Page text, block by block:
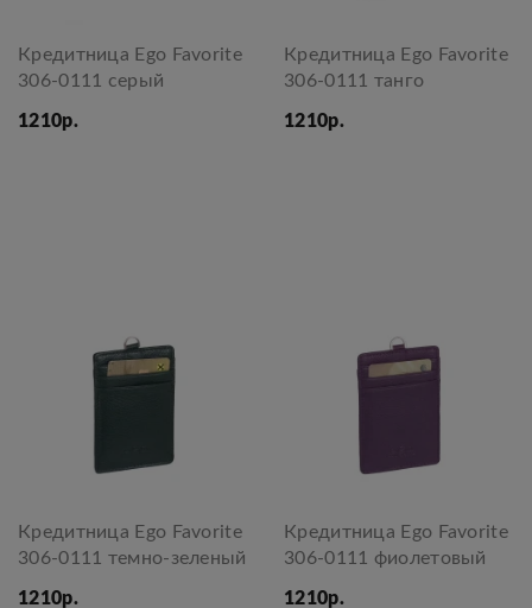
Кредитница Ego Favorite
306-0111 серый
1210р.
Кредитница Ego Favorite
306-0111 танго
1210р.
Кредитница Ego Favorite
306-0111 темно-зеленый
1210р.
Кредитница Ego Favorite
306-0111 фиолетовый
1210р.